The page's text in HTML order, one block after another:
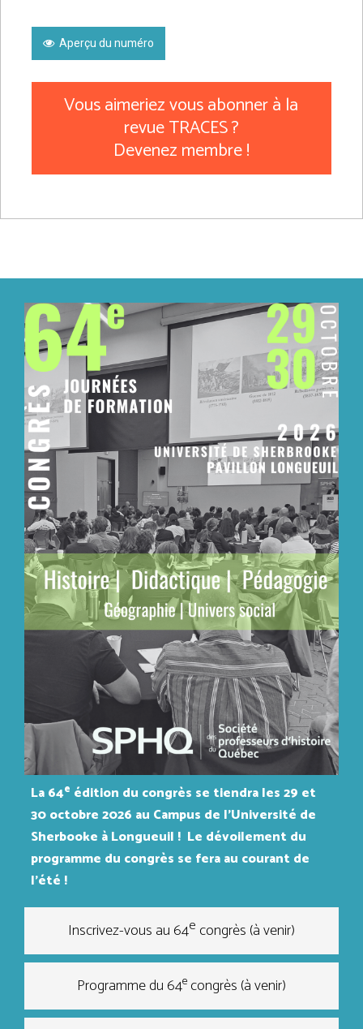
Aperçu du numéro
Vous aimeriez vous abonner à la
revue TRACES ?
Devenez membre !
La 64e édition du congrès se tiendra les 29 et
30 octobre 2026 au Campus de l'Université de
Sherbooke à Longueuil ! Le dévoilement du
programme du congrès se fera au courant de
l'été !
Inscrivez-vous au 64e congrès (à venir)
Programme du 64e congrès (à venir)